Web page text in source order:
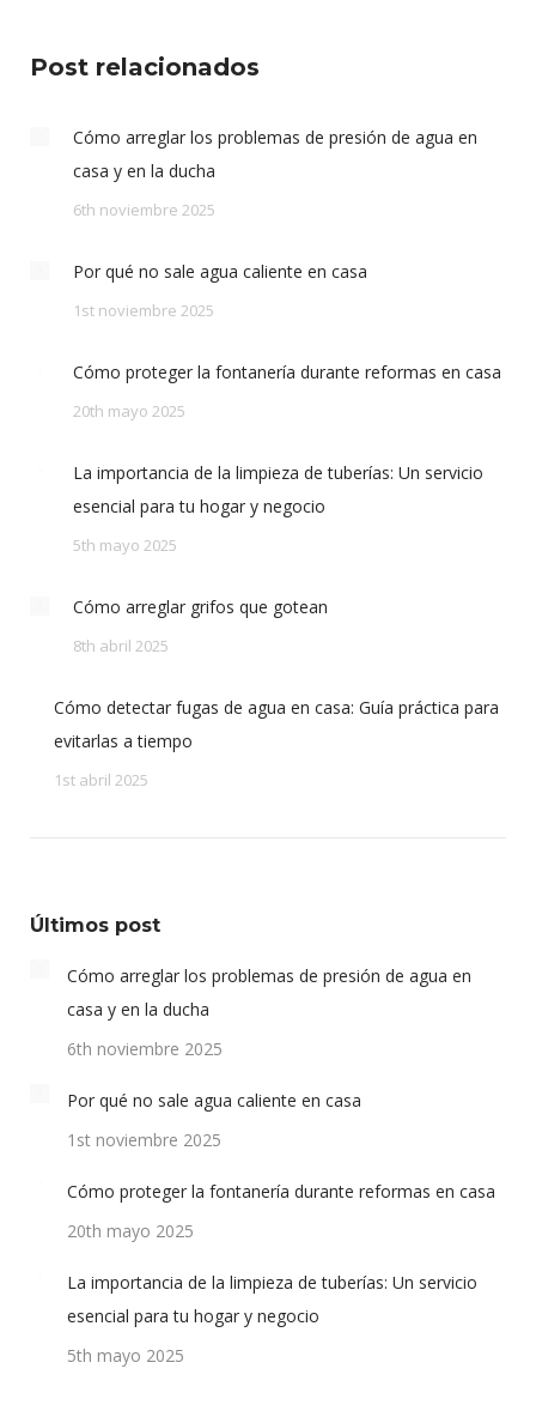
Post relacionados
Cómo arreglar los problemas de presión de agua en
casa y en la ducha
6th noviembre 2025
Por qué no sale agua caliente en casa
1st noviembre 2025
Cómo proteger la fontanería durante reformas en casa
20th mayo 2025
La importancia de la limpieza de tuberías: Un servicio
esencial para tu hogar y negocio
5th mayo 2025
Cómo arreglar grifos que gotean
8th abril 2025
Cómo detectar fugas de agua en casa: Guía práctica para
evitarlas a tiempo
1st abril 2025
Últimos post
Cómo arreglar los problemas de presión de agua en
casa y en la ducha
6th noviembre 2025
Por qué no sale agua caliente en casa
1st noviembre 2025
Cómo proteger la fontanería durante reformas en casa
20th mayo 2025
La importancia de la limpieza de tuberías: Un servicio
esencial para tu hogar y negocio
5th mayo 2025